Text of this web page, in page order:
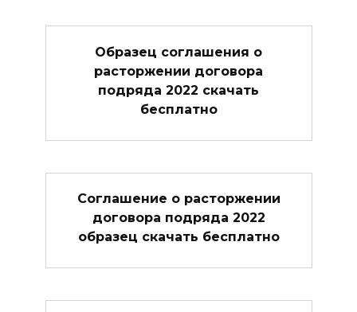
Образец соглашения о
расторжении договора
подряда 2022 скачать
бесплатно
Соглашение о расторжении
договора подряда 2022
образец скачать бесплатно